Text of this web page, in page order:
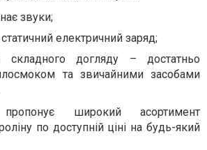
звуки;
електричний заряд;
складного догляду – достатньо
та звичайними засобами
широкий асортимент
по доступній ціні на будь-який